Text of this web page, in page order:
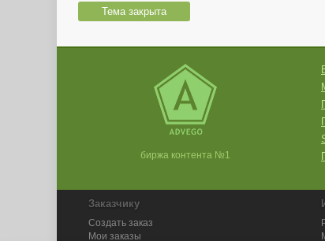
Тема закрыта
биржа контента №1
Заказчику
Создать заказ
Мои заказы